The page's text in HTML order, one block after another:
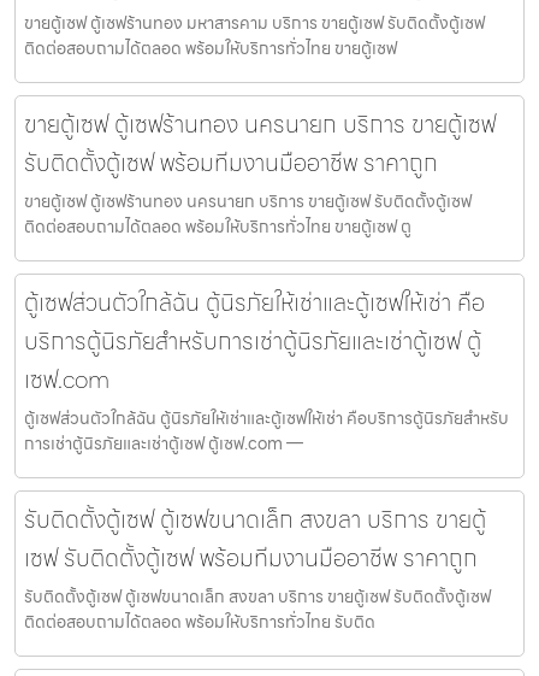
ขายตู้เซฟ ตู้เซฟร้านทอง มหาสารคาม บริการ ขายตู้เซฟ รับติดตั้งตู้เซฟ
ติดต่อสอบถามได้ตลอด พร้อมให้บริการทั่วไทย ขายตู้เซฟ
ขายตู้เซฟ ตู้เซฟร้านทอง นครนายก บริการ ขายตู้เซฟ
รับติดตั้งตู้เซฟ พร้อมทีมงานมืออาชีพ ราคาถูก
ขายตู้เซฟ ตู้เซฟร้านทอง นครนายก บริการ ขายตู้เซฟ รับติดตั้งตู้เซฟ
ติดต่อสอบถามได้ตลอด พร้อมให้บริการทั่วไทย ขายตู้เซฟ ตู
ตู้เซฟส่วนตัวใกล้ฉัน ตู้นิรภัยให้เช่าและตู้เซฟให้เช่า คือ
บริการตู้นิรภัยสำหรับการเช่าตู้นิรภัยและเช่าตู้เซฟ ตู้
เซฟ.com
ตู้เซฟส่วนตัวใกล้ฉัน ตู้นิรภัยให้เช่าและตู้เซฟให้เช่า คือบริการตู้นิรภัยสำหรับ
การเช่าตู้นิรภัยและเช่าตู้เซฟ ตู้เซฟ.com —
รับติดตั้งตู้เซฟ ตู้เซฟขนาดเล็ก สงขลา บริการ ขายตู้
เซฟ รับติดตั้งตู้เซฟ พร้อมทีมงานมืออาชีพ ราคาถูก
รับติดตั้งตู้เซฟ ตู้เซฟขนาดเล็ก สงขลา บริการ ขายตู้เซฟ รับติดตั้งตู้เซฟ
ติดต่อสอบถามได้ตลอด พร้อมให้บริการทั่วไทย รับติด